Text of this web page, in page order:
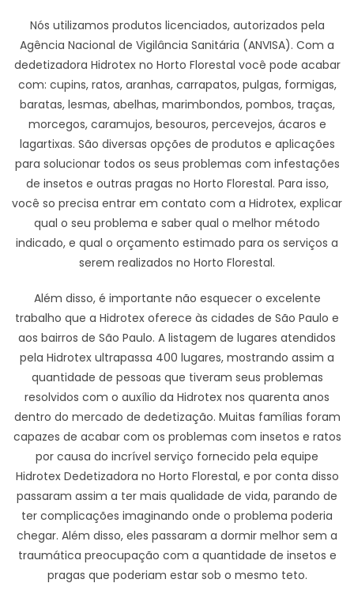
Nós utilizamos produtos licenciados, autorizados pela
Agência Nacional de Vigilância Sanitária (ANVISA). Com a
dedetizadora Hidrotex no Horto Florestal você pode acabar
com: cupins, ratos, aranhas, carrapatos, pulgas, formigas,
baratas, lesmas, abelhas, marimbondos, pombos, traças,
morcegos, caramujos, besouros, percevejos, ácaros e
lagartixas. São diversas opções de produtos e aplicações
para solucionar todos os seus problemas com infestações
de insetos e outras pragas no Horto Florestal. Para isso,
você so precisa entrar em contato com a Hidrotex, explicar
qual o seu problema e saber qual o melhor método
indicado, e qual o orçamento estimado para os serviços a
serem realizados no Horto Florestal.
Além disso, é importante não esquecer o excelente
trabalho que a Hidrotex oferece às cidades de São Paulo e
aos bairros de São Paulo. A listagem de lugares atendidos
pela Hidrotex ultrapassa 400 lugares, mostrando assim a
quantidade de pessoas que tiveram seus problemas
resolvidos com o auxílio da Hidrotex nos quarenta anos
dentro do mercado de dedetização. Muitas famílias foram
capazes de acabar com os problemas com insetos e ratos
por causa do incrível serviço fornecido pela equipe
Hidrotex Dedetizadora no Horto Florestal, e por conta disso
passaram assim a ter mais qualidade de vida, parando de
ter complicações imaginando onde o problema poderia
chegar. Além disso, eles passaram a dormir melhor sem a
traumática preocupação com a quantidade de insetos e
pragas que poderiam estar sob o mesmo teto.